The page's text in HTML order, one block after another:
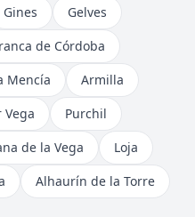
Gines
Gelves
de Córdoba
Mencía
Armilla
Vega
Purchil
de la Vega
Loja
Alhaurín de la Torre